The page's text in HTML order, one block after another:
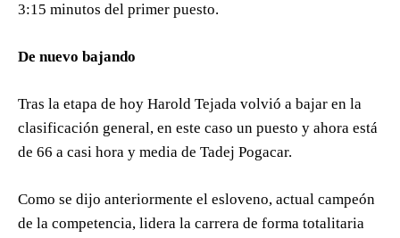
3:15 minutos del primer puesto.
De nuevo bajando
Tras la etapa de hoy Harold Tejada volvió a bajar en la
clasificación general, en este caso un puesto y ahora está
de 66 a casi hora y media de Tadej Pogacar.
Como se dijo anteriormente el esloveno, actual campeón
de la competencia, lidera la carrera de forma totalitaria